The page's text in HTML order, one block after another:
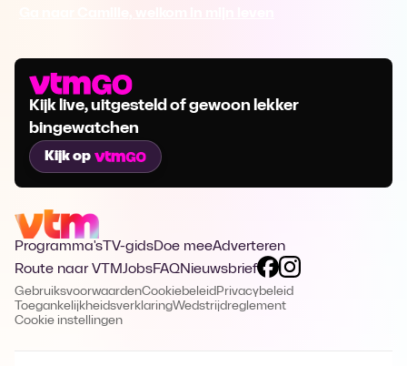
Kijk live, uitgesteld of gewoon lekker
bingewatchen
Kijk op
Programma's TV-gidsDoe meeAdverteren
Route naar VTMJobsFAQNieuwsbrief
GebruiksvoorwaardenCookiebeleid Privacybeleid
ToegankelijkheidsverklaringWedstrijdreglement
Cookie instellingen